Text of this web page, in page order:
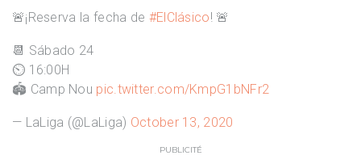
🚨¡Reserva la fecha de #ElClásico! 🚨
📆 Sábado 24
⏲️ 16:00H
🏟️ Camp Nou pic.twitter.com/KmpG1bNFr2
— LaLiga (@LaLiga) October 13, 2020
PUBLICITÉ